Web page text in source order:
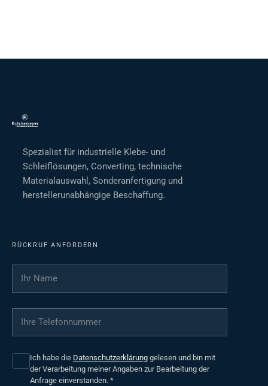
Spezialist für industrielle Klebe- und
Schleiflösungen, Converting, technische
Materialauswahl, Sonderanfertigung und
herstellerunabhängige Beschaffung.
RÜCKRUF ANFORDERN
Ihr Name
Ihre Telefonnummer
Ich habe die Datenschutzerklärung gelesen und bin mit
der Verarbeitung meiner Angaben zur Bearbeitung der
Anfrage einverstanden. *